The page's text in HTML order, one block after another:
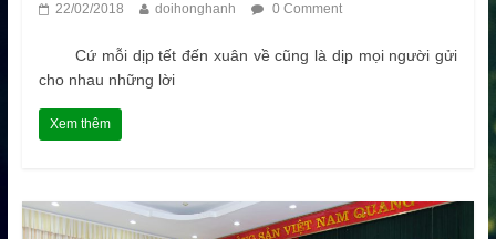
22/02/2018 doihonghanh 0 Comment
Cứ mỗi dịp tết đến xuân về cũng là dịp mọi người gửi
cho nhau những lời
Xem thêm